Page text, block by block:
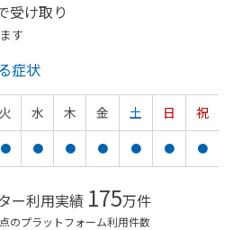
受け取り
す
症状
火 水 木 金 土 日
祝
● ● ● ● ● ● ●
ー利用実績 175万件
のプラットフォーム利用件数